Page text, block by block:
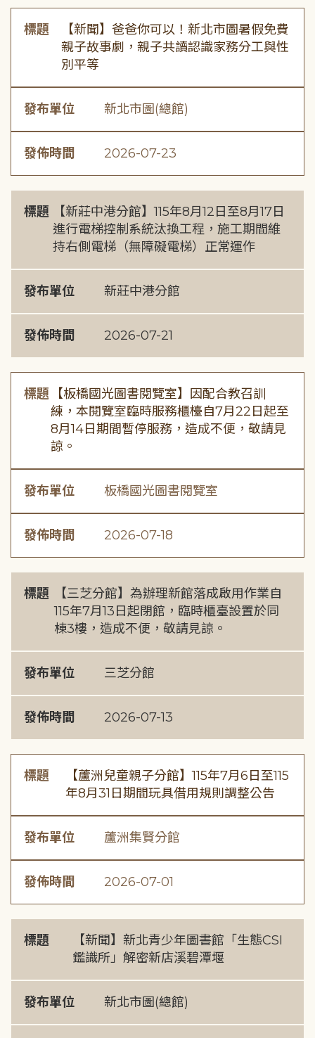
標題
【新聞】爸爸你可以！新北市圖暑假免費
親子故事劇，親子共讀認識家務分工與性
別平等
發布單位 新北市圖(總館)
發佈時間 2026-07-23
標題
【新莊中港分館】115年8月12日至8月17日
進行電梯控制系統汰換工程，施工期間維
持右側電梯（無障礙電梯）正常運作
發布單位 新莊中港分館
發佈時間 2026-07-21
標題
【板橋國光圖書閱覽室】因配合教召訓
練，本閱覽室臨時服務櫃檯自7月22日起至
8月14日期間暫停服務，造成不便，敬請見
諒。
發布單位 板橋國光圖書閱覽室
發佈時間 2026-07-18
標題
【三芝分館】為辦理新館落成啟用作業自
115年7月13日起閉館，臨時櫃臺設置於同
棟3樓，造成不便，敬請見諒。
發布單位 三芝分館
發佈時間 2026-07-13
標題
【蘆洲兒童親子分館】115年7月6日至115
年8月31日期間玩具借用規則調整公告
發布單位 蘆洲集賢分館
發佈時間 2026-07-01
標題
【新聞】新北青少年圖書館「生態CSI
鑑識所」解密新店溪碧潭堰
發布單位 新北市圖(總館)